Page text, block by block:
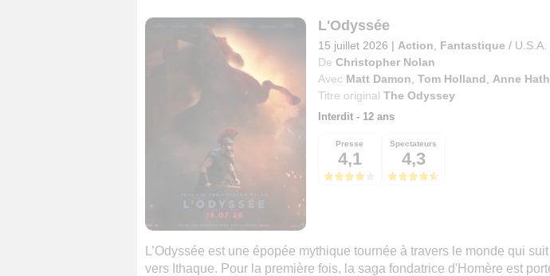
L'Odyssée
15 juillet 2026 | Action Fantastique / U.S.A.
De Christopher Nolan
Avec Matt Damon Tom Holland
Anne
Titre original The Odyssey
Interdit - 12 ans
Presse
4,1
Spectateurs
4,3
L’Odyssée est une épopée mythique tournée à travers le monde qui
vers Ithaque. Pour la première fois, la saga fondatrice d'Homère est